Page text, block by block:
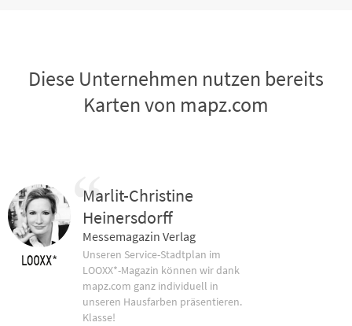
Diese Unternehmen nutzen bereits
Karten von mapz.com
Marlit-Christine
Heinersdorff
Messemagazin Verlag
Unseren Service-Stadtplan im
LOOXX*-Magazin können wir dank
mapz.com ganz individuell in
unseren Hausfarben präsentieren.
Klasse!